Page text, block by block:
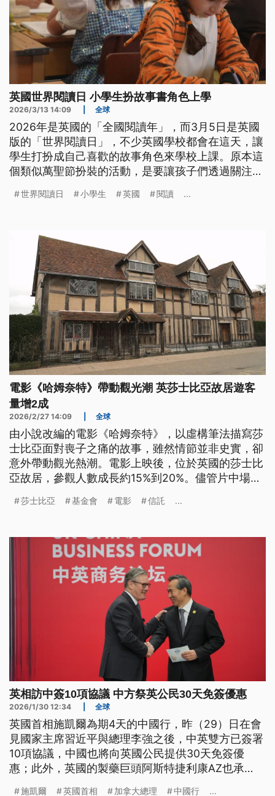
英國世界閱讀日 小學生扮故事書角色上學
2026/3/13 14:09 全球
2026年是英國的「全國閱讀年」，而3月5日是英國
版的「世界閱讀日」，不少英國學校都會在這天，讓
學生打扮成自己喜歡的故事角色來學校上課。原本這
個類似萬聖節扮裝的活動，是要讓孩子們透過關注書
這項活動取消了，原因是擔心會對弱勢家庭帶來壓
世界閱讀日 小學生 英國 閱讀 ...
電影《哈姆奈特》帶動觀光潮 英莎士比亞故居遊客
量增2成
2026/2/27 14:09 全球
由小說改編的電影《哈姆奈特》，以虛構筆法描寫莎
士比亞面對喪子之痛的故事，雖然情節並非史實，卻
意外帶動觀光熱潮。電影上映後，位於英國的莎士比
亞故居，參觀人數成長約15%到20%。儘管片中場景
一探這位文豪與家人當年的生活軌跡。
莎士比亞 基金會 電影 信託 ...
英相訪中簽10項協議 中方祭英公民30天免簽優惠
2026/1/30 12:34 全球
英國首相施凱爾為期4天的中國行，昨（29）日在會
見國家主席習近平與總理李強之後，中英雙方已簽署
10項協議，中國也將向英國公民提供30天免簽優
惠；此外，英國的製藥巨頭阿斯特捷利康AZ也承
施凱爾 英國首相 加拿大總理 中國行 ...